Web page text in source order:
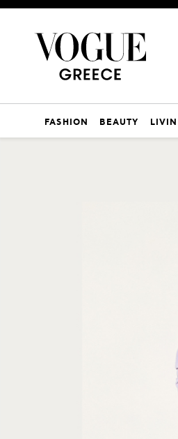
FASHION BEAUTY